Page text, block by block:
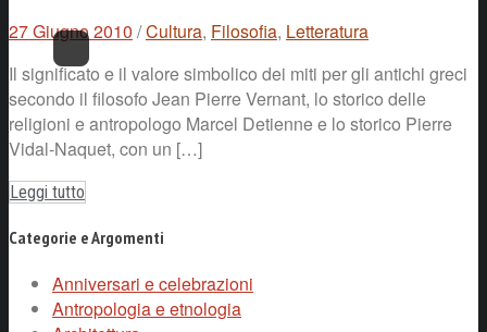
27 Giugno 2010 /Cultura, Filosofia, Letteratura
Il significato e il valore simbolico dei miti per gli antichi greci
secondo il filosofo Jean Pierre Vernant, lo storico delle
religioni e antropologo Marcel Detienne e lo storico Pierre
Vidal-Naquet, con un […]
Leggi tutto
Categorie e Argomenti
Anniversari e celebrazioni
Antropologia e etnologia